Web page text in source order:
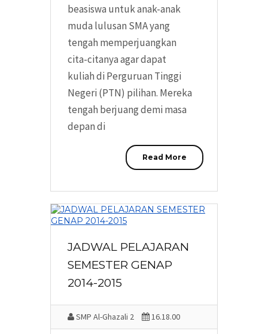
beasiswa untuk anak-anak
muda lulusan SMA yang
tengah memperjuangkan
cita-citanya agar dapat
kuliah di Perguruan Tinggi
Negeri (PTN) pilihan. Mereka
tengah berjuang demi masa
depan di
Read More
JADWAL PELAJARAN
SEMESTER GENAP
2014-2015
SMP Al-Ghazali 2 16.18.00